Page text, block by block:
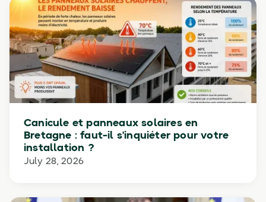
Canicule et panneaux solaires en
Bretagne : faut-il s'inquiéter pour votre
installation ?
July 28, 2026